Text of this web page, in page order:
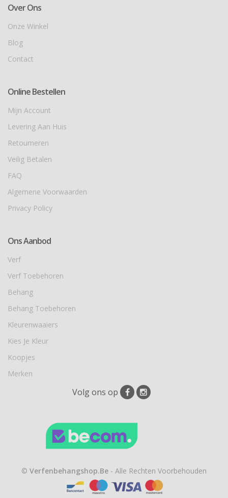
Over Ons
Onze Winkel
Blog
Contact
Online Bestellen
Mijn Account
Levering Aan Huis
Retourneren
Veilig Betalen
FAQ
Algemene Voorwaarden
Privacy Policy
Ons Aanbod
Verf
Verf Toebehoren
Behang
Behang Toebehoren
Kleurenwaaiers
Kies Je Kleur
Koopjes
Merken
Volg ons op
© Verfenbehangshop.be - Alle Rechten Voorbehouden